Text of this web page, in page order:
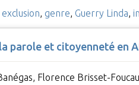
exclusion, genre, Guerry Linda,
parole et citoyenneté en
Florence Brisset-